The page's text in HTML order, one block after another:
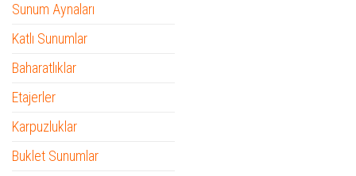
Sunum Aynaları
Katlı Sunumlar
Baharatlıklar
Etajerler
Karpuzluklar
Buklet Sunumlar